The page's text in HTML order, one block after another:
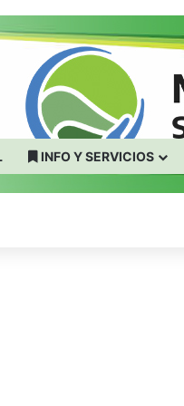
INFO Y SERVICIOS